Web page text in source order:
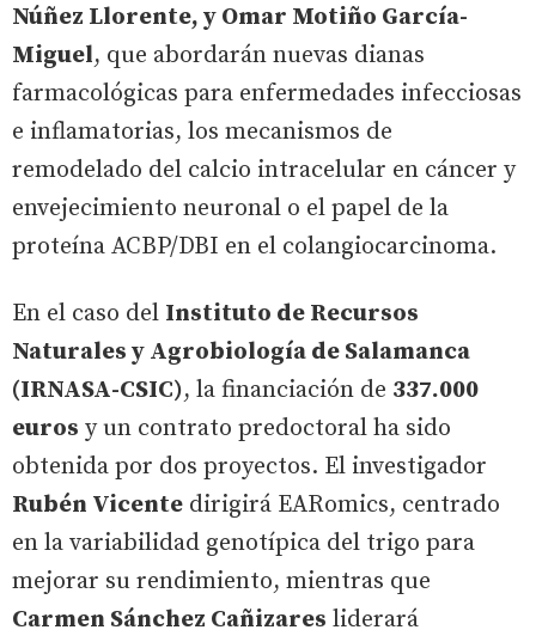
Núñez Llorente, y Omar Motiño García-
Miguel, que abordarán nuevas dianas
farmacológicas para enfermedades infecciosas
e inflamatorias, los mecanismos de
remodelado del calcio intracelular en cáncer y
envejecimiento neuronal o el papel de la
proteína ACBP/DBI en el colangiocarcinoma.
En el caso del Instituto de Recursos
Naturales y Agrobiología de Salamanca
(IRNASA-CSIC), la financiación de 337.000
euros y un contrato predoctoral ha sido
obtenida por dos proyectos. El investigador
Rubén Vicente dirigirá EARomics, centrado
en la variabilidad genotípica del trigo para
mejorar su rendimiento, mientras que
Carmen Sánchez Cañizares liderará